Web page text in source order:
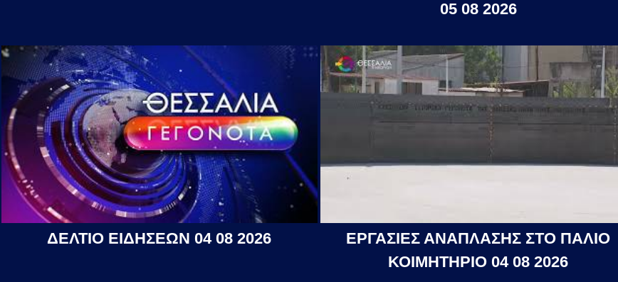
05 08 2026
ΔΕΛΤΙΟ ΕΙΔΗΣΕΩΝ 04 08 2026
ΕΡΓΑΣΙΕΣ ΑΝΑΠΛΑΣΗΣ ΣΤΟ ΠΑΛΙΟ
ΚΟΙΜΗΤΗΡΙΟ 04 08 2026